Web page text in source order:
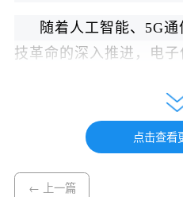
随着人工智能、5G
技革命的深入推进，电
子、消费电子企业对电
求持续增长，智能网联
为毕业生提供了广阔的
非常广泛，主要涵盖电子
点击查看
← 上一篇